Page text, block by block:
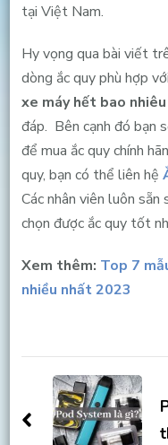
tại Việt Nam.
Hy vọng qua bài viết
dòng ắc quy phù hợp
xe máy hết bao
đáp. Bên cạnh đó bạn
để mua ắc quy chính
quy, bạn có thể liên hệ
Các nhân viên luôn
chọn được ắc quy tốt
Xem thêm: Top 7
nhiều nhất 2023
Post
Navigation